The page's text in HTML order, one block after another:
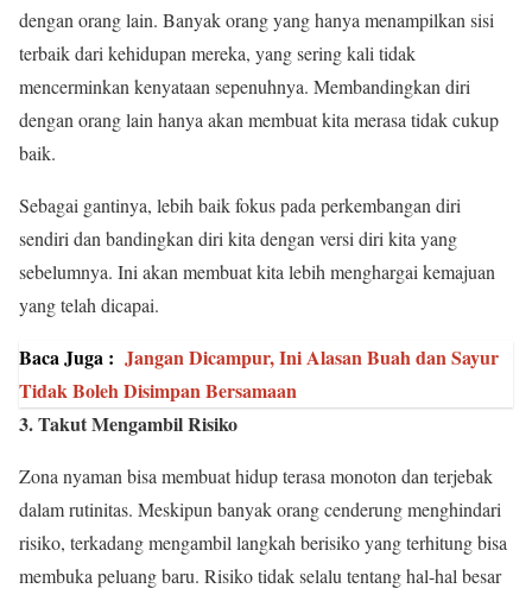
dengan orang lain. Banyak orang yang hanya menampilkan sisi
terbaik dari kehidupan mereka, yang sering kali tidak
mencerminkan kenyataan sepenuhnya. Membandingkan diri
dengan orang lain hanya akan membuat kita merasa tidak cukup
baik.
Sebagai gantinya, lebih baik fokus pada perkembangan diri
sendiri dan bandingkan diri kita dengan versi diri kita yang
sebelumnya. Ini akan membuat kita lebih menghargai kemajuan
yang telah dicapai.
Baca Juga : Jangan Dicampur, Ini Alasan Buah dan Sayur
Tidak Boleh Disimpan Bersamaan
3. Takut Mengambil Risiko
Zona nyaman bisa membuat hidup terasa monoton dan terjebak
dalam rutinitas. Meskipun banyak orang cenderung menghindari
risiko, terkadang mengambil langkah berisiko yang terhitung bisa
membuka peluang baru. Risiko tidak selalu tentang hal-hal besar